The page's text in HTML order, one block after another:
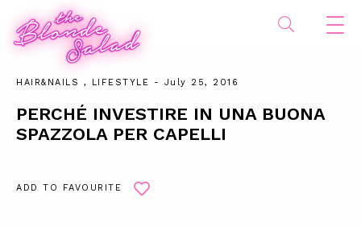
HAIR&NAILS , LIFESTYLE - July 25, 2016
PERCHÉ INVESTIRE IN UNA BUONA
SPAZZOLA PER CAPELLI
ADD TO FAVOURITE